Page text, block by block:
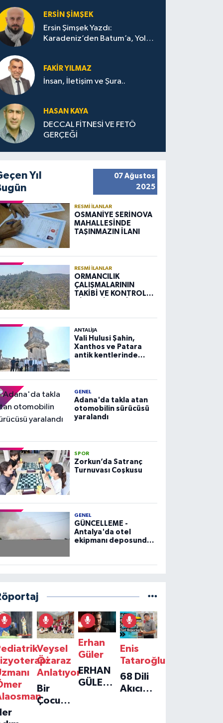
ERSIN ŞIMŞEK
Ersin Şimşek Yazdı:
Karadeniz’den Batum’a, Yolun
FAKIR YILMAZ
İnsan, İletişim ve Şura..
HASAN KAYA
DECCAL FİTNESİ VE FETÖ
GERÇEĞİ
Yıl
07 Ağustos
2025
RESMI İLANLAR
OSMANİYE SERİNOVA
MAHALLESİNDE
TAŞINMAZIN İLANI
RESMI İLANLAR
ORMANCILIK
ÇALIŞMALARININ
TAKİBİ VE KONTROLÜ
ANTALIJA
Vali Hulusi Şahin,
Xanthos ve Patara
antik kentlerinde
GENEL
Adana'da takla atan
otomobilin sürücüsü
yaralandı
SPOR
Zorkun’da Satranç
Turnuvası Coşkusu
GENEL
GÜNCELLEME -
Antalya'da otel
ekipmanı deposunda
Veysel
Özaraz
Anlatıyor
Bir
Çocuğun
Erhan
Güler
ERHAN
GÜLER'IN
Enis
Tataroğlu
68 Dili
Akıcı